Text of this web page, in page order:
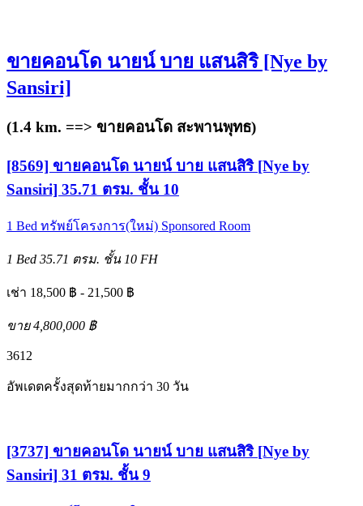
ขายคอนโด นายน์ บาย แสนสิริ [Nye by
Sansiri]
(1.4 km. ==> ขายคอนโด สะพานพุทธ)
[8569] ขายคอนโด นายน์ บาย แสนสิริ [Nye by
Sansiri] 35.71 ตรม. ชั้น 10
1 Bed ทรัพย์โครงการ(ใหม่) Sponsored Room
1 Bed 35.71 ตรม. ชั้น 10 FH
เช่า 18,500 ฿ - 21,500 ฿
ขาย 4,800,000 ฿
3612
อัพเดตครั้งสุดท้ายมากกว่า 30 วัน
[3737] ขายคอนโด นายน์ บาย แสนสิริ [Nye by
Sansiri] 31 ตรม. ชั้น 9